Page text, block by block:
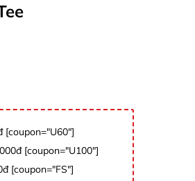
[coupon="U60"]
[coupon="U100"]
[coupon="FS"]